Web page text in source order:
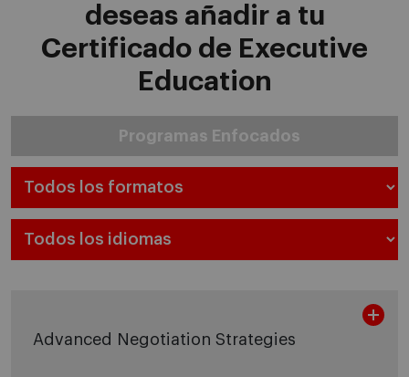
deseas añadir a tu
Certificado de Executive
Education
Programas Enfocados
Advanced Negotiation Strategies